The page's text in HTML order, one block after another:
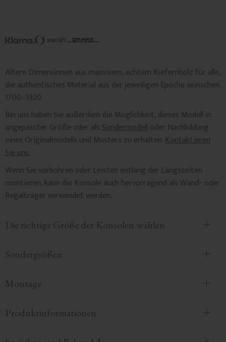
Ältere Dimensionen aus massivem, echtem Kiefernholz für alle,
die authentisches Material aus der jeweiligen Epoche wünschen.
1700–1920.
Bei uns haben Sie außerdem die Möglichkeit, dieses Modell in
angepasster Größe oder alsSondermodelloder Nachbildung
eines Originalmodells und Musters zu erhalten.Kontaktieren
Sie uns.
Wenn Sie vorbohren oder Leisten entlang der Längsseiten
montieren, kann die Konsole auch hervorragend als Wand- oder
Regalträger verwendet werden.
Die richtige Größe der Konsolen wählen
Sondergrößen
Montage
Produktinformationen